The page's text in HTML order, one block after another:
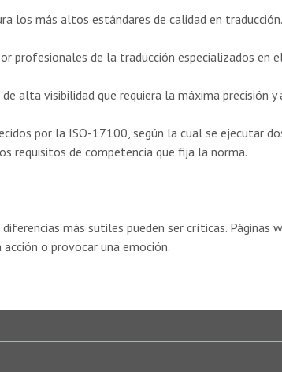
los más altos estándares de calidad en traducción.
profesionales de la traducción especializados en
alta visibilidad que requiera la máxima precisión
por la ISO-17100, según la cual se ejecutar
requisitos de competencia que fija la norma.
más sutiles pueden ser críticas. Páginas
o provocar una emoción.